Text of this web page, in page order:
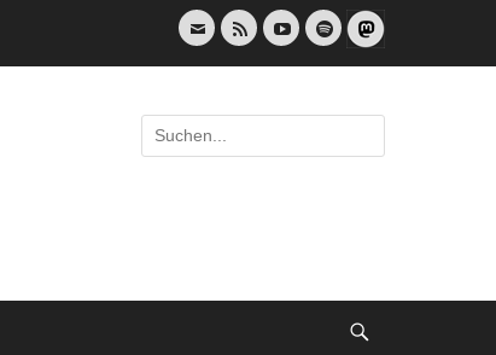
E-
Mail
Feed YouTubeSpotify
Suche
nach: